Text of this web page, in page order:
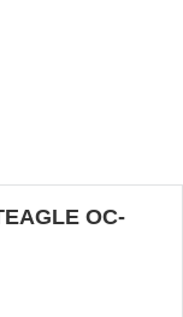
OC-